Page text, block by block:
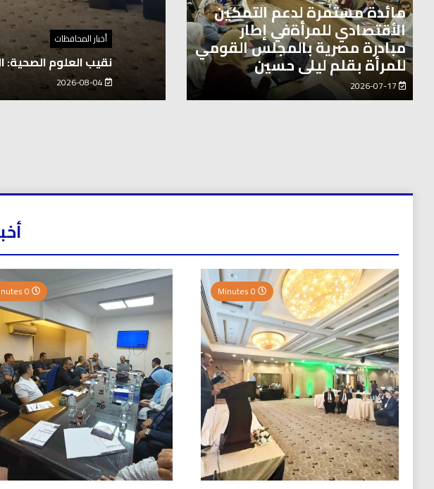
مائدة مستمرة لدعم التمكين
الأقتصادي للمرأةفي إطار
مبادرة مصرية بالمجلس القومي
للمرأة بقلم ليلى حسين
تحت السلم” واستعادة الهيبة الإعلامية أخبار المحافظات
نقيب العلوم الصحية: